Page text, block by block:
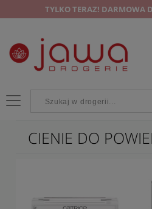
TYLKO TERAZ! DARMOWA
CIENIE DO